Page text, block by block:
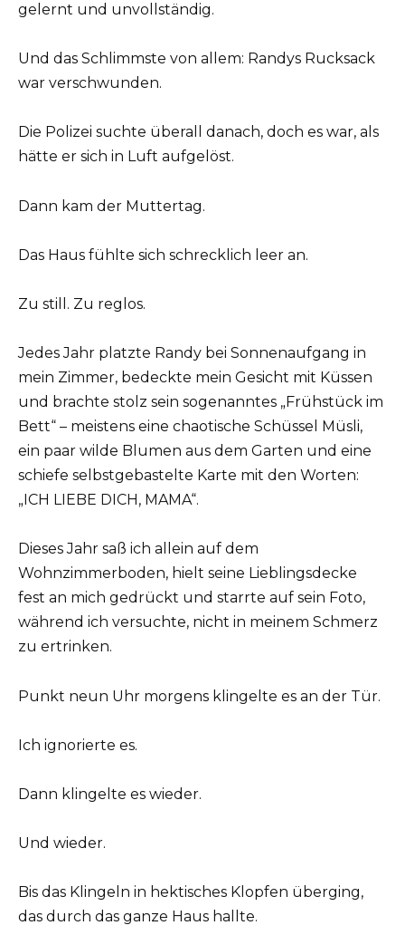
gelernt und unvollständig.
Und das Schlimmste von allem: Randys Rucksack
war verschwunden.
Die Polizei suchte überall danach, doch es war, als
hätte er sich in Luft aufgelöst.
Dann kam der Muttertag.
Das Haus fühlte sich schrecklich leer an.
Zu still. Zu reglos.
Jedes Jahr platzte Randy bei Sonnenaufgang in
mein Zimmer, bedeckte mein Gesicht mit Küssen
und brachte stolz sein sogenanntes „Frühstück im
Bett“ – meistens eine chaotische Schüssel Müsli,
ein paar wilde Blumen aus dem Garten und eine
schiefe selbstgebastelte Karte mit den Worten:
„ICH LIEBE DICH, MAMA“.
Dieses Jahr saß ich allein auf dem
Wohnzimmerboden, hielt seine Lieblingsdecke
fest an mich gedrückt und starrte auf sein Foto,
während ich versuchte, nicht in meinem Schmerz
zu ertrinken.
Punkt neun Uhr morgens klingelte es an der Tür.
Ich ignorierte es.
Dann klingelte es wieder.
Und wieder.
Bis das Klingeln in hektisches Klopfen überging,
das durch das ganze Haus hallte.